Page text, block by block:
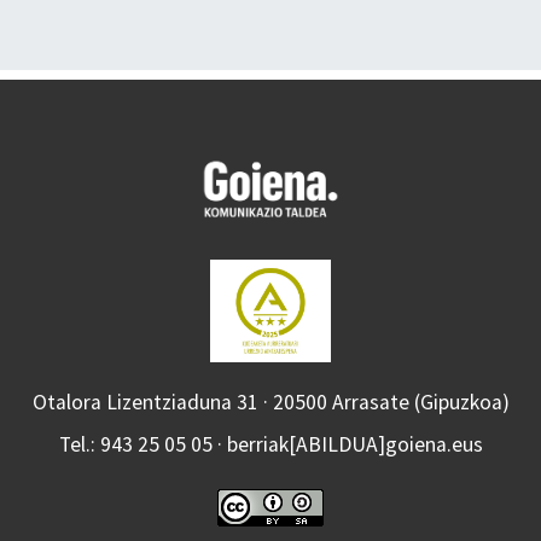
Otalora Lizentziaduna 31 · 20500 Arrasate (Gipuzkoa)
Tel.: 943 25 05 05 · berriak[ABILDUA]goiena.eus